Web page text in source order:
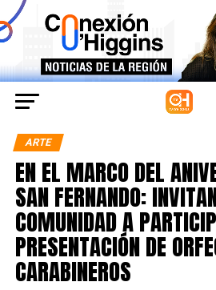
ARTE
EN EL MARCO DEL
SAN FERNANDO:
COMUNIDAD A
PRESENTACIÓN DE
CARABINEROS